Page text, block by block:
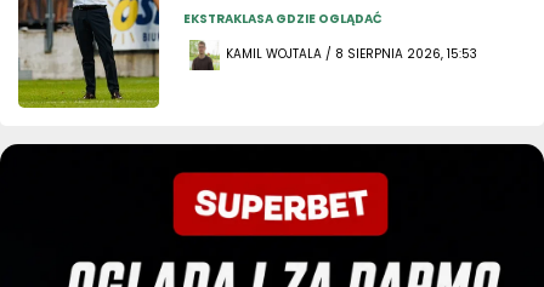
EKSTRAKLASA GDZIE OGLĄDAĆ
KAMIL WOJTALA / 8 SIERPNIA 2026, 15:53